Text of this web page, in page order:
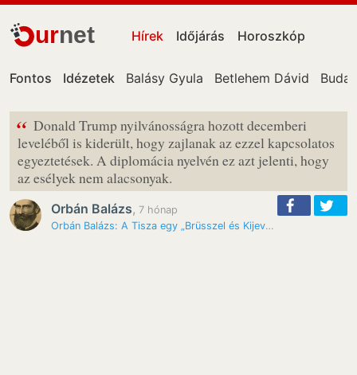
urnet Hírek Időjárás Horoszkóp
Fontos Idézetek Balásy Gyula Betlehem Dávid
“ Donald Trump nyilvánosságra hozott decemberi
leveléből is kiderült, hogy zajlanak az ezzel kapcsolatos
egyeztetések. A diplomácia nyelvén ez azt jelenti, hogy
az esélyek nem alacsonyak.
Orbán Balázs, 7 hónap
Orbán Balázs: A Tisza egy „Brüsszel és Kijev által támogatott…